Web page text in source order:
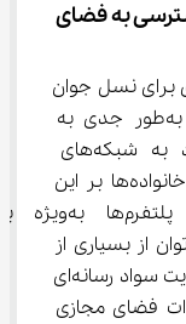
به فضای
برای نسل جوان
به همراه دارد، نظام‌های آموزشی باید به‌طور جدی به
بازنگری در سیاست‌های دسترسی آزاد به شبکه‌های
اجتماعی بپردازند. بسیاری از مدارس و خانواده‌ها بر این
باورند که اگر دسترسی به این
تحت نظارت قرار گیرد، می‌توان از بسیاری از
آسیب‌ها جلوگیری کرد. در این راستا، تقویت سواد رسانه‌ای
فضای مجازی